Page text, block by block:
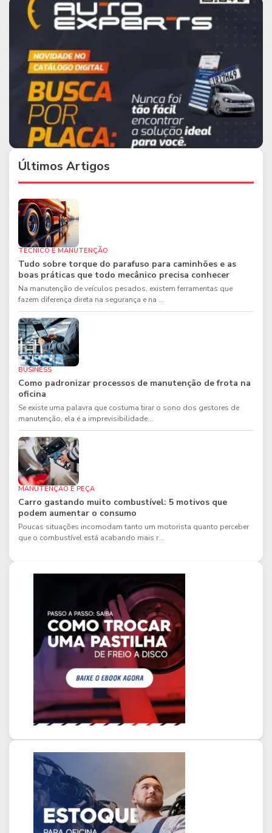
Últimos Artigos
TÉCNICO E MANUTENÇÃO
Tudo sobre torque do parafuso para caminhões e as
boas práticas que todo mecânico precisa conhecer
Na manutenção de veículos pesados, existem ferramentas que
fazem diferença direta na segurança e na ...
BUSINESS
Como padronizar processos de manutenção de frota na
oficina
Se existe uma palavra que costuma tirar o sono dos gestores de
manutenção, ela é a imprevisibilidade...
MANUTENÇÃO E PEÇA
Carro gastando muito combustível: 5 motivos que
podem aumentar o consumo
Poucas situações incomodam tanto um motorista quanto perceber
que o combustível está acabando mais r...